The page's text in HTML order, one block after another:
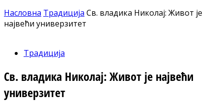
Насловна Традиција Св. владика Николај: Живот је
највећи универзитет
Традиција
Св. владика Николај: Живот је највећи
универзитет